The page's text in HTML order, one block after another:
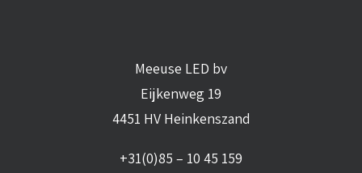
Meeuse LED bv
Eijkenweg 19
4451 HV Heinkenszand
+31(0)85 – 10 45 159